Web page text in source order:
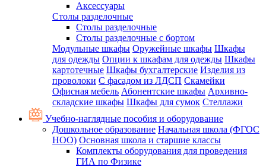
Аксессуары
Столы разделочные
Столы разделочные
Столы разделочные с бортом
Модульные шкафы Оружейные шкафы Шкафы
для одежды Опции к шкафам для одежды Шкафы
картотечные Шкафы бухгалтерские Изделия из
проволоки С фасадом из ЛДСП Скамейки
Офисная мебель Абонентские шкафы Архивно-
складские шкафы Шкафы для сумок Стеллажи
Учебно-наглядные пособия и оборудование
Дошкольное образование Начальная школа (ФГОС
НОО) Основная школа и старшие классы
Комплекты оборудования для проведения
ГИА по Физике